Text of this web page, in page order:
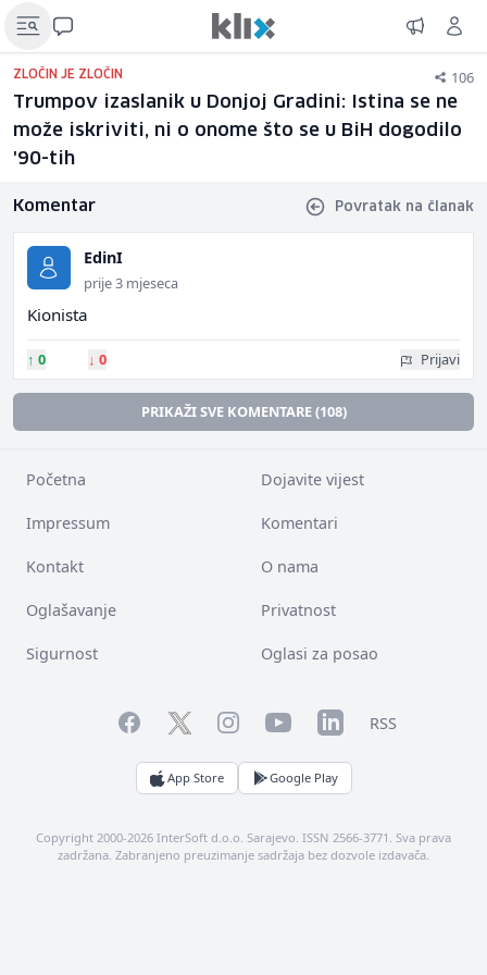
ZLOČIN JE ZLOČIN 106
Trumpov izaslanik u Donjoj Gradini: Istina se ne
može iskriviti, ni o onome što se u BiH dogodilo
'90-tih
Komentar Povratak na članak
EdinI
prije 3 mjeseca
Kionista
↑ 0 ↓ 0 Prijavi
PRIKAŽI SVE KOMENTARE (108)
Početna Dojavite vijest
Impressum Komentari
Kontakt O nama
Oglašavanje Privatnost
Sigurnost Oglasi za posao
FacebookTwitterInstagramYouTubeLinkedInRSS
App Store Google Play
Copyright 2000-2026 InterSoft d.o.o. Sarajevo. ISSN 2566-3771. Sva prava
zadržana. Zabranjeno preuzimanje sadržaja bez dozvole izdavača.